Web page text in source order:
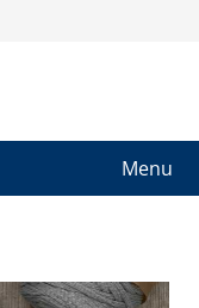
Menu